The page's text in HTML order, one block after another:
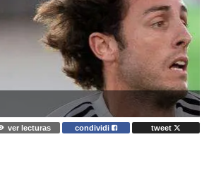
ver lecturas condividi tweet